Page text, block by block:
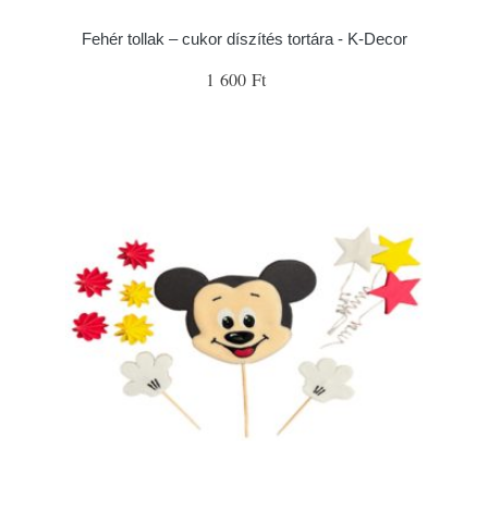
Fehér tollak – cukor díszítés tortára - K-Decor
1 600 Ft